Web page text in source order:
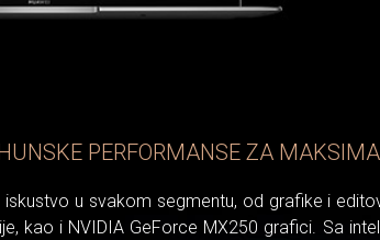
PERFORMANSE ZA
u svakom segmentu, od grafike i
kao i NVIDIA GeForce MX250 grafici. Sa